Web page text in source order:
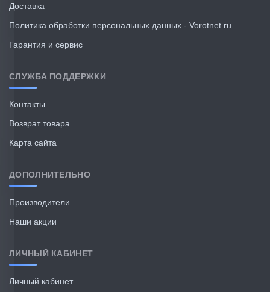
Доставка
Политика обработки персональных данных - Vorotnet.ru
Гарантия и сервис
СЛУЖБА ПОДДЕРЖКИ
Контакты
Возврат товара
Карта сайта
ДОПОЛНИТЕЛЬНО
Производители
Наши акции
ЛИЧНЫЙ КАБИНЕТ
Личный кабинет